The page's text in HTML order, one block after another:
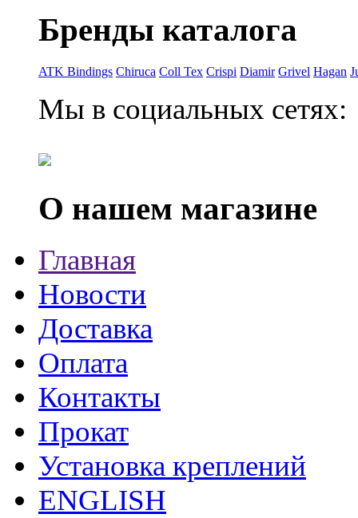
Бренды каталога
ATK Bindings Chiruca Coll Tex Crispi Diamir Grivel Hagan
Мы в социальных сетях:
О нашем магазине
Главная
Новости
Доставка
Оплата
Контакты
Прокат
Установка креплений
ENGLISH